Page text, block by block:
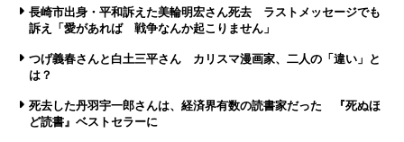
長崎市出身・平和訴えた美輪明宏さん死去 ラストメッセージでも
訴え「愛があれば 戦争なんか起こりません」
つげ義春さんと白土三平さん カリスマ漫画家、二人の「違い」と
は？
死去した丹羽宇一郎さんは、経済界有数の読書家だった 『死ぬほ
ど読書』ベストセラーに